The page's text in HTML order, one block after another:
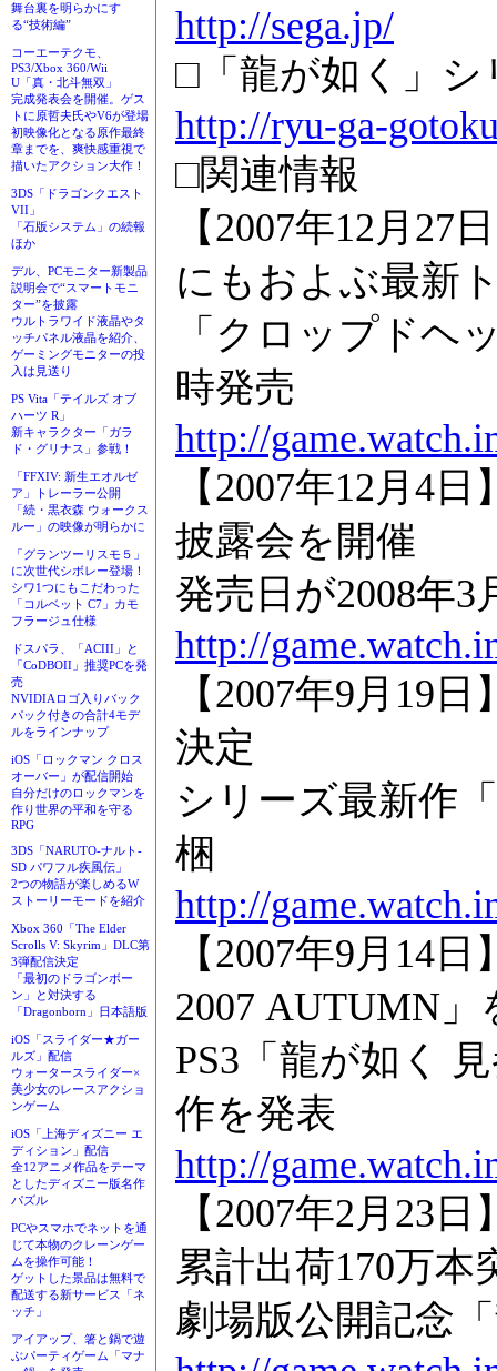
舞台裏を明らかにす
る“技術編”
コーエーテクモ、
PS3/Xbox 360/Wii
U「真・北斗無双」
完成発表会を開催。ゲス
トに原哲夫氏やV6が登場
初映像化となる原作最終
章までを、爽快感重視で
描いたアクション大作！
3DS「ドラゴンクエスト
VII」
「石版システム」の続報
ほか
デル、PCモニター新製品
説明会で“スマートモニ
ター”を披露
ウルトラワイド液晶やタ
ッチパネル液晶を紹介、
ゲーミングモニターの投
入は見送り
PS Vita「テイルズ オブ
ハーツ R」
新キャラクター「ガラ
ド・グリナス」参戦！
「FFXIV: 新生エオルゼ
ア」トレーラー公開
「続・黒衣森 ウォークス
ルー」の映像が明らかに
「グランツーリスモ５」
に次世代シボレー登場！
シワ1つにもこだわった
「コルベット C7」カモ
フラージュ仕様
ドスパラ、「ACIII」と
「CoDBOII」推奨PCを発
売
NVIDIAロゴ入りバック
パック付きの合計4モデ
ルをラインナップ
iOS「ロックマン クロス
オーバー」が配信開始
自分だけのロックマンを
作り世界の平和を守る
RPG
3DS「NARUTO-ナルト-
SD パワフル疾風伝」
2つの物語が楽しめるW
ストーリーモードを紹介
Xbox 360「The Elder
Scrolls V: Skyrim」DLC第
3弾配信決定
「最初のドラゴンボー
ン」と対決する
「Dragonborn」日本語版
iOS「スライダー★ガー
ルズ」配信
ウォータースライダー×
美少女のレースアクショ
ンゲーム
iOS「上海ディズニー エ
ディション」配信
全12アニメ作品をテーマ
としたディズニー版名作
パズル
PCやスマホでネットを通
じて本物のクレーンゲー
ムを操作可能！
ゲットした景品は無料で
配送する新サービス「ネ
ッチ」
アイアップ、箸と鍋で遊
ぶパーティゲーム「マナ
http://sega.jp/
□「龍が如く」
http://ryu-ga-
□関連情報
【2007年12月27
にもおよぶ最新
「クロップドヘ
時発売
http://
【2007年12月4
披露会を開催
発売日が2008年3
http://
【2007年9月19
決定
シリーズ最新作
梱
http://
【2007年9月14
2007 AUTUMN」
PS3「龍が如く
作を発表
http://
【2007年2月23
累計出荷170万本
劇場版公開記念